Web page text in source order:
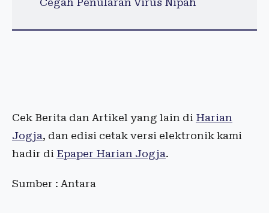
Cegah Penularan Virus Nipah
Cek Berita dan Artikel yang lain di Harian
Jogja, dan edisi cetak versi elektronik kami
hadir di Epaper Harian Jogja.
Sumber : Antara